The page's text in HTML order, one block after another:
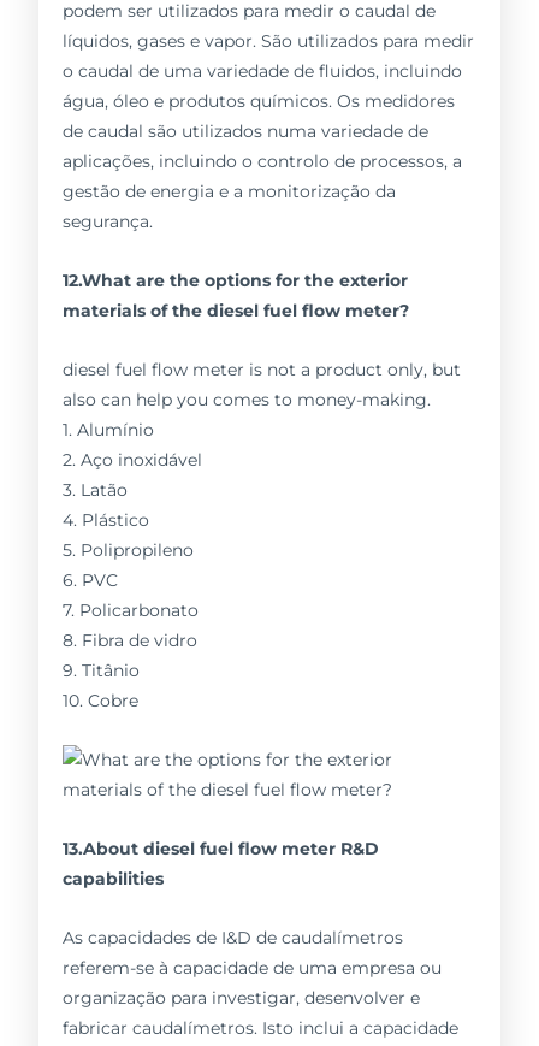
podem ser utilizados para medir o caudal de
líquidos, gases e vapor. São utilizados para medir
o caudal de uma variedade de fluidos, incluindo
água, óleo e produtos químicos. Os medidores
de caudal são utilizados numa variedade de
aplicações, incluindo o controlo de processos, a
gestão de energia e a monitorização da
segurança.
12.What are the options for the exterior
materials of the diesel fuel flow meter?
diesel fuel flow meter is not a product only, but
also can help you comes to money-making.
1. Alumínio
2. Aço inoxidável
3. Latão
4. Plástico
5. Polipropileno
6. PVC
7. Policarbonato
8. Fibra de vidro
9. Titânio
10. Cobre
13.About diesel fuel flow meter R&D
capabilities
As capacidades de I&D de caudalímetros
referem-se à capacidade de uma empresa ou
organização para investigar, desenvolver e
fabricar caudalímetros. Isto inclui a capacidade